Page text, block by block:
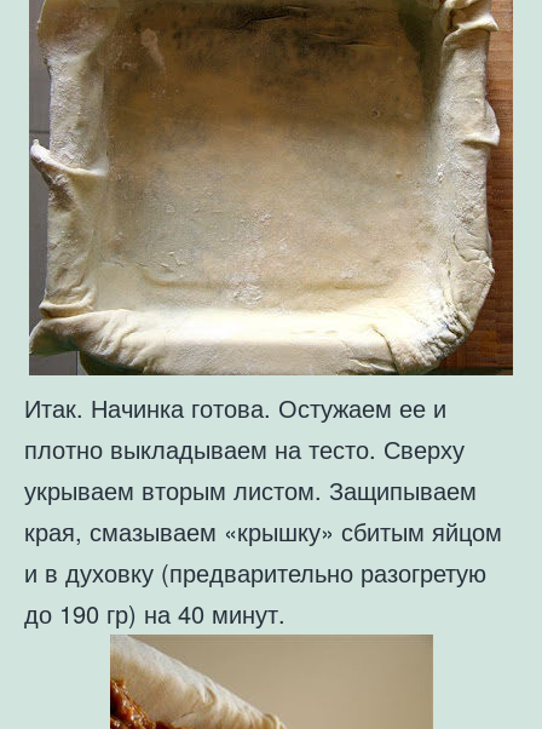
Итак. Начинка готова. Остужаем ее и
плотно выкладываем на тесто. Сверху
укрываем вторым листом. Защипываем
края, смазываем «крышку» сбитым яйцом
и в духовку (предварительно разогретую
до 190 гр) на 40 минут.